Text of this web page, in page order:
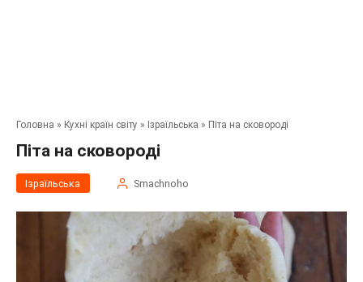
Головна » Кухні країн світу » Ізраїльська » Піта на сковороді
Піта на сковороді
Ізраїльська Smachnoho